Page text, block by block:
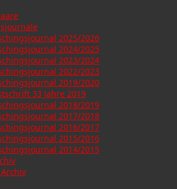
2025/2026
2024/2025
2023/2024
2022/2023
2019/2020
33 Jahre 2019
2018/2019
2017/2018
2016/2017
2015/2016
2014/2015